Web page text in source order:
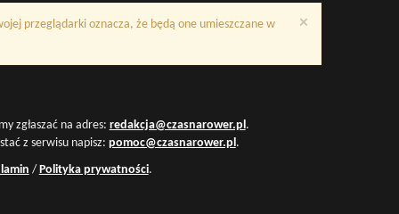
×
przeglądarki oznacza, że będą one umieszczane w
zgłaszać na adres: redakcja@czasnarower.pl.
z serwisu napisz: pomoc@czasnarower.pl.
/ Polityka prywatności.